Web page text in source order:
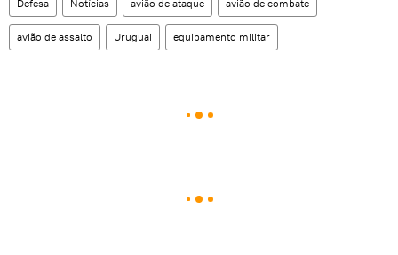
Defesa Notícias avião de ataque avião de combate
avião de assalto Uruguai equipamento militar